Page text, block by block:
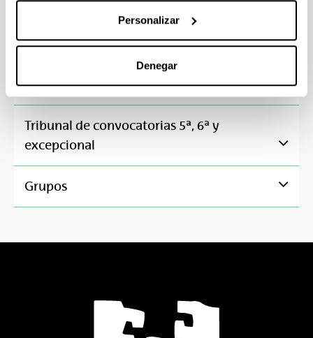
Personalizar
Denegar
Guía docenteAlternar navegación
Tribunal de convocatorias 5ª, 6ª y
excepcional
GruposAlternar navegación